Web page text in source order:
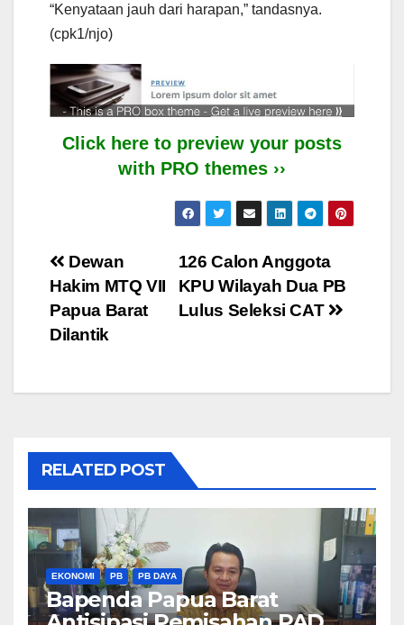
“Kenyataan jauh dari harapan,” tandasnya.
(cpk1/njo)
Click here to preview your posts
with PRO themes ››
Post
navigation
126 Calon Anggota
KPU Wilayah Dua PB
Lulus Seleksi CAT
Dewan
Hakim MTQ VII
Papua Barat
Dilantik
RELATED POST
EKONOMI PB PB DAYA
Bapenda Papua Barat